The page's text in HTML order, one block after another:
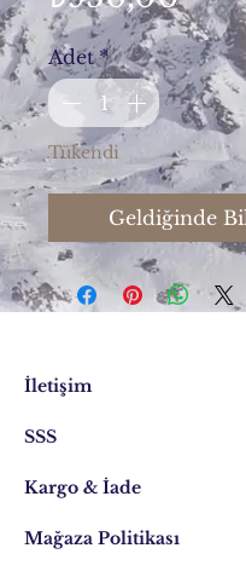
Adet *
Tükendi
Geldiğinde
İletişim
SSS
Kargo & İade
Mağaza Politikası